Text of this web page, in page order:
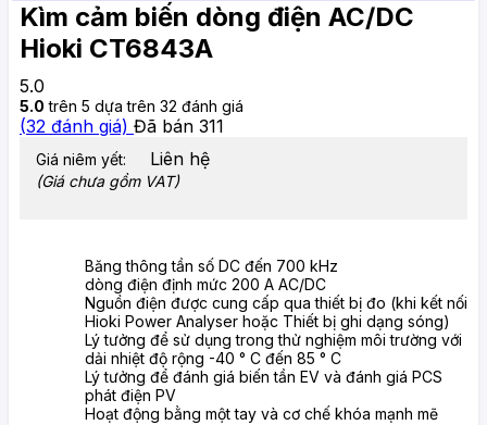
Kìm cảm biến dòng điện AC/DC
Hioki CT6843A
5.0
5.0 trên 5 dựa trên 32 đánh giá
(32 đánh giá) Đã bán 311
Giá niêm yết: Liên hệ
(Giá chưa gồm VAT)
Băng thông tần số DC đến 700 kHz
dòng điện định mức 200 A AC/DC
Nguồn điện được cung cấp qua thiết bị đo (khi kết nối
Hioki Power Analyser hoặc Thiết bị ghi dạng sóng)
Lý tưởng để sử dụng trong thử nghiệm môi trường với
dải nhiệt độ rộng -40 ° C đến 85 ° C
Lý tưởng để đánh giá biến tần EV và đánh giá PCS
phát điện PV
Hoạt động bằng một tay và cơ chế khóa mạnh mẽ